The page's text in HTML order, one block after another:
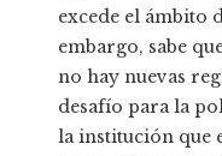
excede el ámbito
embargo, sabe
no hay nuevas
desafío para la
la institución que